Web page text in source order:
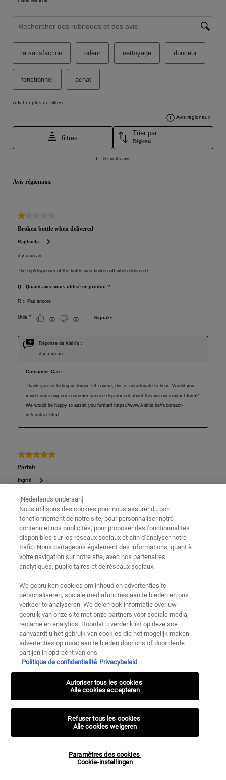
[Nederlands onderaan]
Nous utilisons des cookies pour nous assurer du bon
fonctionnement de notre site, pour personnaliser notre
contenu et nos publicités, pour proposer des fonctionnalités
disponibles sur les réseaux sociaux et afin d’analyser notre
trafic. Nous partageons également des informations, quant à
votre navigation sur notre site, avec nos partenaires
analytiques, publicitaires et de réseaux sociaux.
We gebruiken cookies om inhoud en advertenties te
personaliseren, sociale mediafuncties aan te bieden en ons
verkeer te analyseren. We delen ook informatie over uw
gebruik van onze site met onze partners voor sociale media,
reclame en analytics. Doordat u verder klikt op deze site
aanvaardt u het gebruik van cookies die het mogelijk maken
advertenties op maat aan te bieden door ons of door derde
partijen in opdracht van ons.
Politique de confidentialité Privacybeleid
Paramètres des cookies
Cookie-instellingen
Refuser tous les cookies
Alle cookies weigeren
Autoriser tous les cookies
Alle cookies accepteren